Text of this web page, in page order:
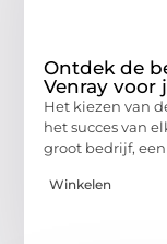
Ontdek de
Venray
Het kiezen van
het succes van
groot bedrijf,
Winkelen